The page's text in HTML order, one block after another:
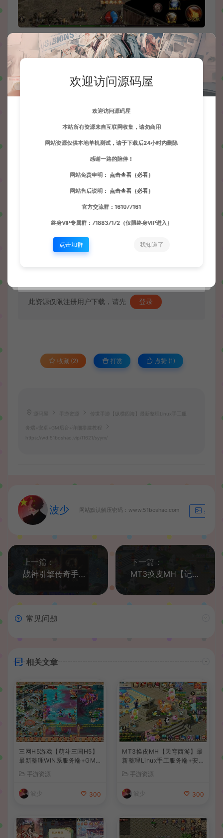
此资源仅限注册用户下载，请先 登录
收藏 (2) 打赏 点赞 (1 )
手游资源 传世手游【纵横四海】最新整理Linux手工服
务端+安卓+GM后台+详细搭建教程
https://wd.51boshao.vip/11621/syym/
波少 网站默认解压密码：www.51boshao.com 生成海
上一篇：
战神引擎传奇手游【烈焰火龙第三季白猪版】最新整理WIN系特色服务端+安卓苹果双端+GM授权后台+详细搭建教程
下一篇：
MT3换皮MH【记忆西游修复版】最新整理Linux手工端+安卓苹果双端+GM后台+详细搭建教程+全套源码
常见问题
相关文章
三网H5游戏【萌斗三国H5】
最新整理WIN系服务端+GM
后台+详细搭建教程
手游资源
波少 300
MT3换皮MH【天穹西游】最
新整理Linux手工服务端+安
卓苹果双端+GM后台+详细搭
建教程+全套源码+视频教程
手游资源
波少 300
欢迎访问源码屋
欢迎访问源码屋
本站所有资源来自互联网收集，请勿商用
网站资源仅供本地单机测试，请于下载后24小时内删除
感谢一路的陪伴！
网站免责申明： 点击查看（必看）
网站售后说明： 点击查看（必看）
官方交流群：161077161
终身VIP专属群：718837172（仅限终身VIP进入）
点击加群 我知道了